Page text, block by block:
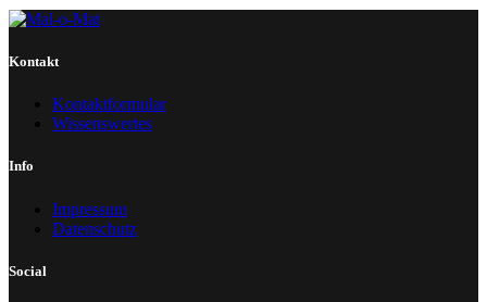
Kontakt
Kontaktformular
Wissenswertes
Info
Impressum
Datenschutz
Social